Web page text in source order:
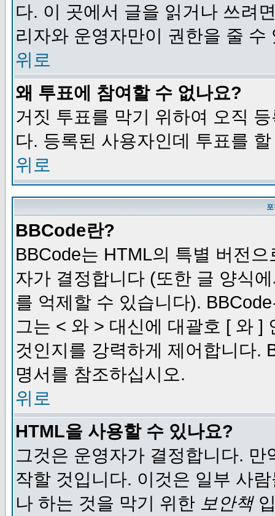
다. 이 곳에서 글을 읽거나 쓰려
리자와 운영자만이 권한을 줄
위로
왜 투표에 참여할 수 없나요?
거짓 투표를 막기 위하여 오직
다. 등록된 사용자인데 투표를
위로
BBCode란?
BBCode는 HTML의 특별 버전
자가 결정합니다 (또한 글 양식
를 억제할 수 있습니다).
그는 < 와 > 대신에 대괄호 [ 와 ]
것인지를 강력하게 제어합니다.
명서를 참조하십시오.
위로
HTML을 사용할 수 있나요?
그것은 운영자가 결정합니다.
작할 것입니다. 이것은 일부 사
나 하는 것을 막기 위한 보안책